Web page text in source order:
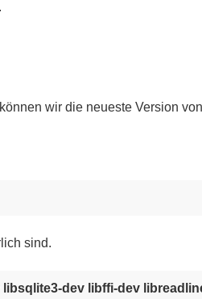
wir die neueste Version von
sind.
dev libffi-dev